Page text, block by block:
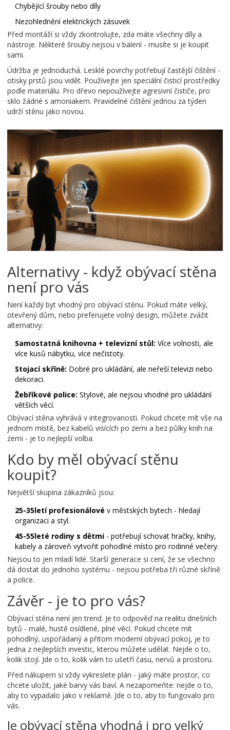
Chybějící šrouby nebo díly
Nezohlednění elektrických zásuvek
Před montáží si vždy zkontrolujte, zda máte všechny díly a
nástroje. Některé šrouby nejsou v balení - musíte si je koupit
sami.
Údržba je jednoduchá. Lesklé povrchy potřebují častější čištění -
otisky prstů jsou vidět. Používejte jen speciální čisticí prostředky
podle materiálu. Pro dřevo nepoužívejte agresivní čističe, pro
sklo žádné s amoniakem. Pravidelné čištění jednou za týden
udrží stěnu jako novou.
Alternativy - když obývací stěna
není pro vás
Není každý byt vhodný pro obývací stěnu. Pokud máte velký,
otevřený dům, nebo preferujete volný design, můžete zvážit
alternativy:
Samostatná knihovna + televizní stůl: Více volnosti, ale
více kusů nábytku, více nečistoty.
Stojací skříně: Dobré pro ukládání, ale neřeší televizi nebo
dekoraci.
Žebříkové police: Stylové, ale nejsou vhodné pro ukládání
větších věcí.
Obývací stěna vyhrává v integrovanosti. Pokud chcete mít vše na
jednom místě, bez kabelů visících po zemi a bez půlky knih na
zemi - je to nejlepší volba.
Kdo by měl obývací stěnu
koupit?
Největší skupina zákazníků jsou:
25-35letí profesionálové v městských bytech - hledají
organizaci a styl.
45-55leté rodiny s dětmi - potřebují schovat hračky, knihy,
kabely a zároveň vytvořit pohodlné místo pro rodinné večery.
Nejsou to jen mladí lidé. Starší generace si cení, že se všechno
dá dostat do jednoho systému - nejsou potřeba tři různé skříně
a police.
Závěr - je to pro vás?
Obývací stěna není jen trend. Je to odpověď na realitu dnešních
bytů - malé, hustě osídlené, plné věcí. Pokud chcete mít
pohodlný, uspořádaný a přitom moderní obývací pokoj, je to
jedna z nejlepších investic, kterou můžete udělat. Nejde o to,
kolik stojí. Jde o to, kolik vám to ušetří času, nervů a prostoru.
Před nákupem si vždy vykreslete plán - jaký máte prostor, co
chcete uložit, jaké barvy vás baví. A nezapomeňte: nejde o to,
aby to vypadalo jako v reklamě. Jde o to, aby to fungovalo pro
vás.
Je obývací stěna vhodná i pro velký